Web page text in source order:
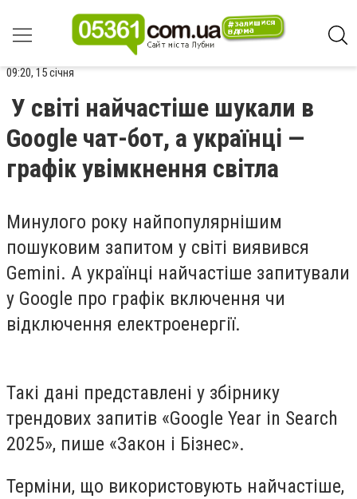
09:20, 15 січня
У світі найчастіше шукали в
Google чат-бот, а українці —
графік увімкнення світла
Минулого року найпопулярнішим
пошуковим запитом у світі виявився
Gemini. А українці найчастіше запитували
у Google про графік включення чи
відключення електроенергії.
Такі дані представлені у збірнику
трендових запитів «Google Year in Search
2025», пише «Закон і Бізнес».
Терміни, що використовують найчастіше,